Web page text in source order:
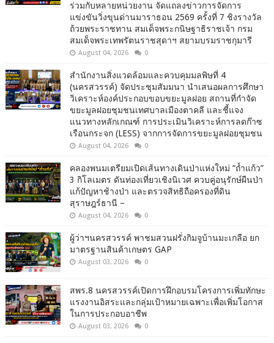
ร่วมกับหลายหน่วยงาน จัดแถลงข่าวการจัดการ
แข่งขันวิ่งขุนด่านมาราธอน 2569 ครั้งที่ 7 ชิงรางวัล
ถ้วยพระราชทาน สมเด็จพระกนิษฐาธิราชเจ้า กรม
สมเด็จพระเทพรัตนราชสุดาฯ สยามบรมราชกุมารี
August 04, 2026 0
สำนักงานสิ่งแวดล้อมและควบคุมมลพิษที่ 4
(นครสวรรค์) จัดประชุมสัมมนา นำเสนอผลการศึกษา
วิเคราะห์องค์ประกอบขอบขยะมูลฝอย สถานที่กำจัด
ขยะมูลฝอยชุมชนเทศบาลเมืองตาคลี และชี้แจง
แนวทางหลักเกณฑ์ การประเมินวิเคราะห์การลดก๊าซ
เรือนกระจก (LESS) จากการจัดการขยะมูลฝอยชุมชน
August 04, 2026 0
คลองพนมเตรียมเปิดเส้นทางเดินป่าแห่งใหม่ “ถ้ำแก้ว”
3 กิโลเมตร ดันท่องเที่ยวเชิงนิเวศ ควบคู่อนุรักษ์ผืนป่า
แก้ปัญหาช้างป่า และตรวจสิทธิถือครองที่ดิน
สุราษฎร์ธานี –
August 04, 2026 0
ผู้ว่าฯนครสวรรค์ พาชมสวนฝรั่งกิมจูบ้านมะเกลือ ยก
มาตรฐานสินค้าเกษตร GAP
August 03, 2026 0
สพร.8 นครสวรรค์เปิดการฝึกอบรมโครงการเพิ่มทักษะ
แรงงานอิสระและกลุ่มเป้าหมายเฉพาะเพื่อเพิ่มโอกาส
ในการประกอบอาชีพ
August 03, 2026 0